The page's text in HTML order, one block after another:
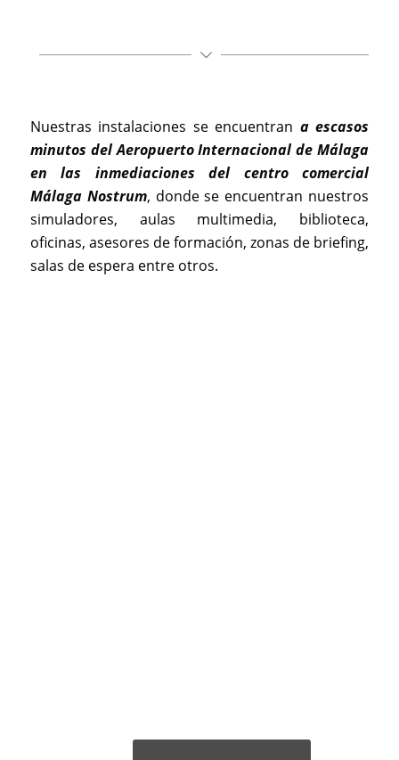
Nuestras instalaciones se encuentran a escasos
minutos del Aeropuerto Internacional de Málaga
en las inmediaciones del centro comercial
Málaga Nostrum, donde se encuentran nuestros
simuladores, aulas multimedia, biblioteca,
oficinas, asesores de formación, zonas de briefing,
salas de espera entre otros.